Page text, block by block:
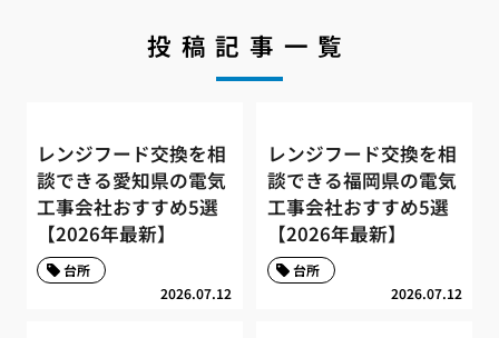
投稿記事一覧
レンジフード交換を相
談できる愛知県の電気
工事会社おすすめ5選
【2026年最新】
2026.07.12
台所
レンジフード交換を相
談できる福岡県の電気
工事会社おすすめ5選
【2026年最新】
2026.07.12
台所